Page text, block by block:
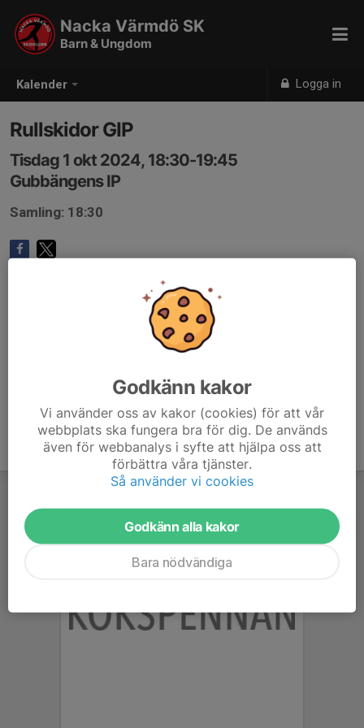
Kalender Logga in
Nacka Värmdö SK
Barn & Ungdom
Rullskidor GIP
Tisdag 1 okt 2024, 18:30-19:45
Gubbängens IP
Samling: 18:30
Godkänn kakor
Vi använder oss av kakor (cookies) för att vår
webbplats ska fungera bra för dig. De används
även för webbanalys i syfte att hjälpa oss att
förbättra våra tjänster.
Så använder vi cookies
Godkänn alla kakor
Bara nödvändiga